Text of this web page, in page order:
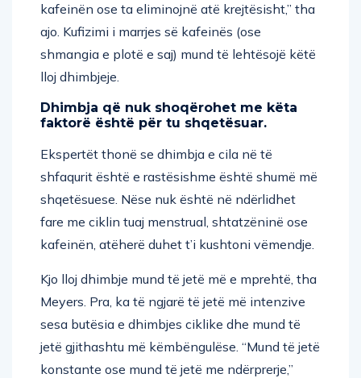
kafeinën ose ta eliminojnë atë krejtësisht,” tha
ajo. Kufizimi i marrjes së kafeinës (ose
shmangia e plotë e saj) mund të lehtësojë këtë
lloj dhimbjeje.
Dhimbja që nuk shoqërohet me këta
faktorë është për tu shqetësuar.
Ekspertët thonë se dhimbja e cila në të
shfaqurit është e rastësishme është shumë më
shqetësuese. Nëse nuk është në ndërlidhet
fare me ciklin tuaj menstrual, shtatzëninë ose
kafeinën, atëherë duhet t’i kushtoni vëmendje.
Kjo lloj dhimbje mund të jetë më e mprehtë, tha
Meyers. Pra, ka të ngjarë të jetë më intenzive
sesa butësia e dhimbjes ciklike dhe mund të
jetë gjithashtu më këmbëngulëse. “Mund të jetë
konstante ose mund të jetë me ndërprerje,”